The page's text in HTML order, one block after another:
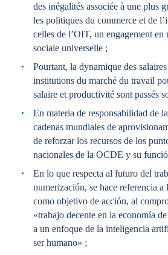
des inégalités associée à une plus
les politiques du commerce et de
celles de l’OIT, un engagement en
sociale universelle ;
Pourtant, la dynamique des
institutions du marché du travail
salaire et productivité sont passés
En materia de responsabilidad de
cadenas mundiales de
de reforzar los recursos de los
nacionales de la OCDE y su
En lo que respecta al futuro del
numerización, se hace referencia a
como objetivo de acción, al
«trabajo decente en la economía
a un enfoque de la inteligencia
ser humano» ;